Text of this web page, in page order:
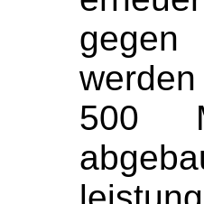
gegen
500